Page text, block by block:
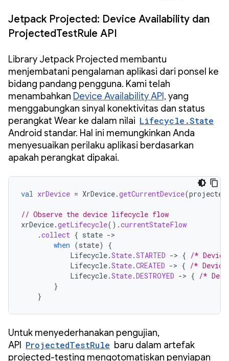
Jetpack Projected: Device Availability dan
ProjectedTestRule API
Library Jetpack Projected membantu
menjembatani pengalaman aplikasi dari ponsel ke
bidang pandang pengguna. Kami telah
menambahkan Device Availability API,yang
menggabungkan sinyal konektivitas dan status
perangkat Wear ke dalam nilai Lifecycle.State
Android standar. Hal ini memungkinkan Anda
menyesuaikan perilaku aplikasi berdasarkan
apakah perangkat dipakai.
val xrDevice = XrDevice.getCurrentDevice(
// Observe the device lifecycle flow
xrDevice.getLifecycle().currentStateFlow
.collect { state -
when (state)
{
Lifecycle.State.STARTED -> { /*
Lifecycle.State.CREATED -> { /*
Lifecycle.State.DESTROYED -> { /*
}
}
Untuk menyederhanakan pengujian,
API
ProjectedTestRule baru dalam artefak
projected-testing mengotomatiskan penyiapan